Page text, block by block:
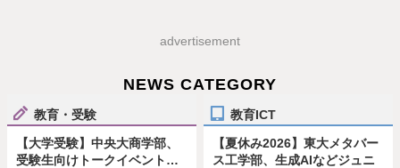
advertisement
NEWS CATEGORY
教育・受験
【大学受験】中央大商学部、
受験生向けトークイベント…
教育ICT
【夏休み2026】東大メタバー
ス工学部、生成AIなどジュニ